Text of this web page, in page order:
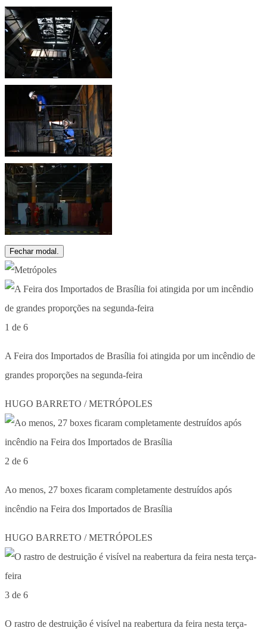
Fechar modal.
1 de 6
A Feira dos Importados de Brasília foi atingida por um incêndio de
grandes proporções na segunda-feira
HUGO BARRETO / METRÓPOLES
2 de 6
Ao menos, 27 boxes ficaram completamente destruídos após
incêndio na Feira dos Importados de Brasília
HUGO BARRETO / METRÓPOLES
3 de 6
O rastro de destruição é visível na reabertura da feira nesta terça-